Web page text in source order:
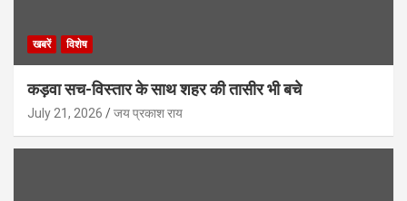
खबरें विशेष
कड़वा सच-विस्तार के साथ शहर की तासीर भी बचे
July 21, 2026 जय प्रकाश राय